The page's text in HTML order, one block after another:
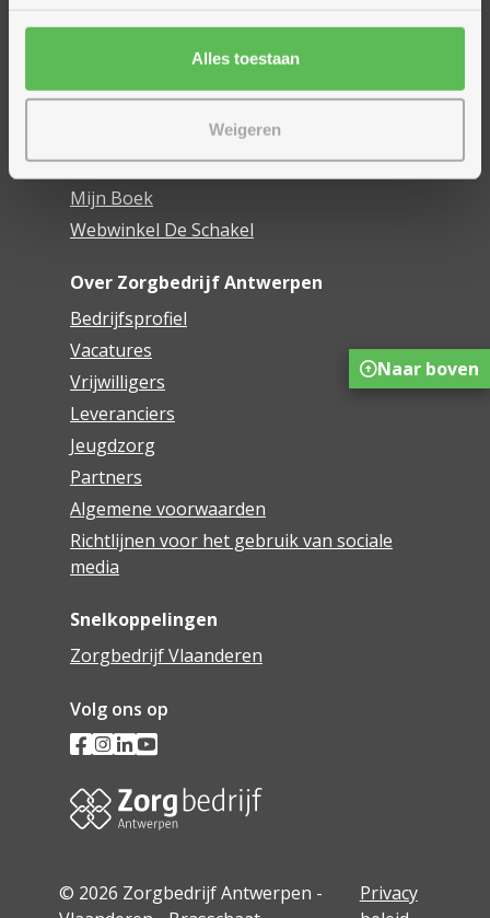
Alles toestaan
Weigeren
Assistentiewoningen
Woonzorgcentra
Onze innovaties
Mijn Boek
Webwinkel De Schakel
Over Zorgbedrijf Antwerpen
Bedrijfsprofiel
Vacatures
Vrijwilligers
Leveranciers
Jeugdzorg
Partners
Algemene voorwaarden
Richtlijnen voor het gebruik van sociale
media
Snelkoppelingen
Zorgbedrijf Vlaanderen
Volg ons op
© 2026 Zorgbedrijf Antwerpen -
Privacy
Naar boven